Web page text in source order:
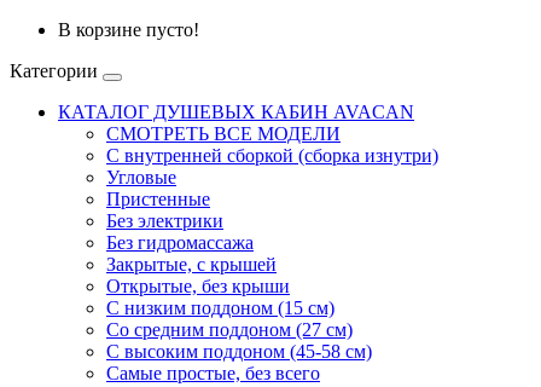
В корзине пусто!
Категории
КАТАЛОГ ДУШЕВЫХ КАБИН AVACAN
СМОТРЕТЬ ВСЕ МОДЕЛИ
С внутренней сборкой (сборка изнутри)
Угловые
Пристенные
Без электрики
Без гидромассажа
Закрытые, с крышей
Открытые, без крыши
С низким поддоном (15 см)
Со средним поддоном (27 см)
С высоким поддоном (45-58 см)
Самые простые, без всего